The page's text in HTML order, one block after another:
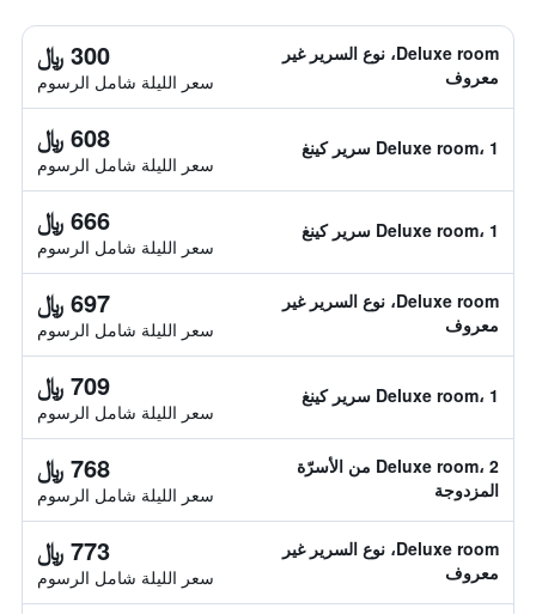
Deluxe room، نوع السرير غير
معروف
300 ﷼
سعر الليلة شامل الرسوم
Deluxe room، 1 سرير كينغ 608 ﷼
سعر الليلة شامل الرسوم
Deluxe room، 1 سرير كينغ 666 ﷼
سعر الليلة شامل الرسوم
Deluxe room، نوع السرير غير
معروف
697 ﷼
سعر الليلة شامل الرسوم
Deluxe room، 1 سرير كينغ 709 ﷼
سعر الليلة شامل الرسوم
Deluxe room، 2 من الأسرّة
المزدوجة
768 ﷼
سعر الليلة شامل الرسوم
Deluxe room، نوع السرير غير
معروف
773 ﷼
سعر الليلة شامل الرسوم